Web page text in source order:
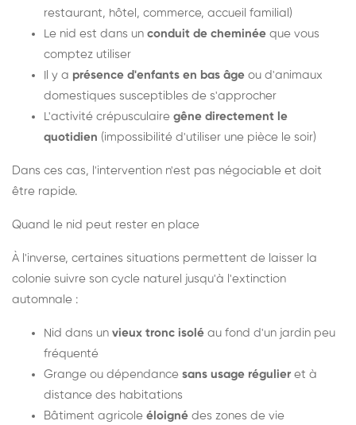
restaurant, hôtel, commerce, accueil familial)
Le nid est dans un conduit de cheminée que vous
comptez utiliser
Il y a présence d'enfants en bas âge ou d'animaux
domestiques susceptibles de s'approcher
L'activité crépusculaire gêne directement le
quotidien (impossibilité d'utiliser une pièce le soir)
Dans ces cas, l'intervention n'est pas négociable et doit
être rapide.
Quand le nid peut rester en place
À l'inverse, certaines situations permettent de laisser la
colonie suivre son cycle naturel jusqu'à l'extinction
automnale :
Nid dans un vieux tronc isolé au fond d'un jardin peu
fréquenté
Grange ou dépendance sans usage régulier et à
distance des habitations
Bâtiment agricole éloigné des zones de vie